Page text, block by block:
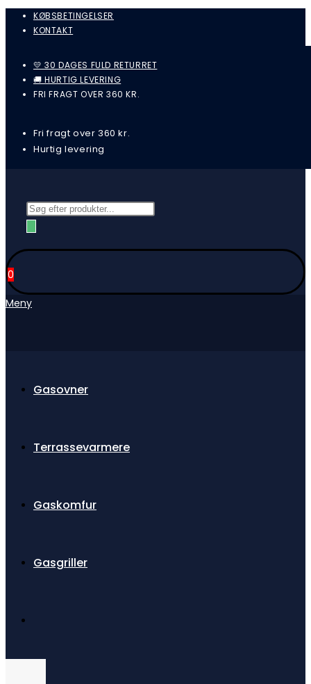
Skip
KØBSBETINGELSER
KONTAKT
💛 30 DAGES FULD RETURRET
🚚 HURTIG LEVERING
FRI FRAGT OVER 360 KR.
Fri fragt over 360 kr.
Hurtig levering
Products
0
Meny
Gasovner
Terrassevarmere
Gaskomfur
Gasgriller